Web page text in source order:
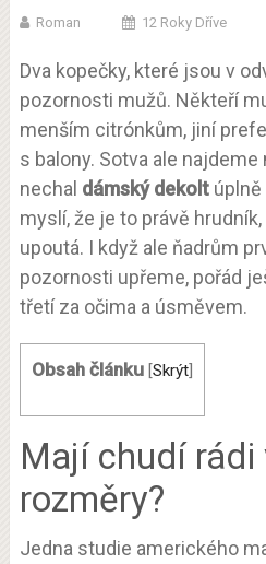
Roman 12 Roky Dříve
Dva kopečky, které jsou v
pozornosti mužů. Někteří
menším citrónkům, jiní
s balony. Sotva ale
nechal dámský dekoltúplně
myslí, že je to právě
upoutá. I když ale ňadrům
pozornosti upřeme, pořád
třetí za očima a úsměvem.
Obsah článku [Skrýt]
Mají chudí rádi
rozměry?
Jedna studie amerického